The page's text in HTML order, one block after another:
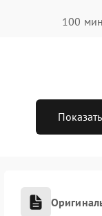
100 мин